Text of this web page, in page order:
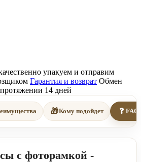
упакуем и отправим
Гарантия и возврат Обмен
14 дней
🎁Кому подойдет ❓ FAQ
с фоторамкой -